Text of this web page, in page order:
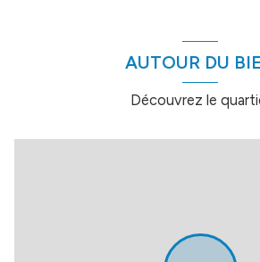
AUTOUR DU
Découvrez le